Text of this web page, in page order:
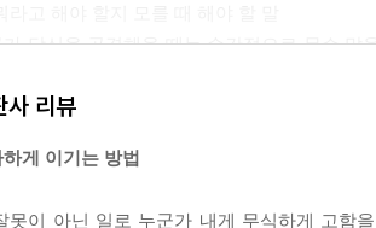
가 당신을 공격해올 때는 순간적으로 무슨
고? 예기치 못한 언어적 공격에 발끈하여 되
!”라고 답하는 것도 마찬가지로 상대의 지적
사 리뷰
게 이기는 방법
못이 아닌 일로 누군가 내게 무식하게 고함